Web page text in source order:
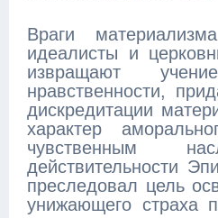
Враги
идеалисты и
извращают
нравственности,
дискредитации
характер
чувственным
действительности
преследовал цель
унижающего страха